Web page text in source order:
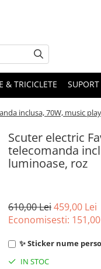
& TRICICLETE
inclusa, 70W, music
Scuter electric
telecomanda
luminoase, roz
610,00 Lei459,00 Lei
Economisesti: 151,00
✨ Sticker nume
IN STOC